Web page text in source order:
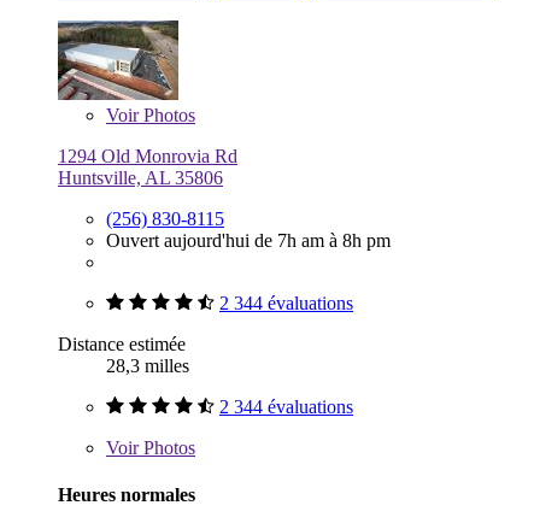
VoirPhotos
1294 Old Monrovia Rd
Huntsville, AL 35806
(256) 830-8115
Ouvert aujourd'hui de 7h am à 8h pm
2 344 évaluations
Distance estimée
28,3 milles
2 344 évaluations
VoirPhotos
Heures normales